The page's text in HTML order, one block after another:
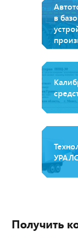
в
Получить